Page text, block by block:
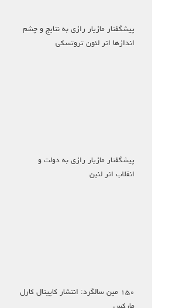
پیشگفتار مازیار رازی به نتایج و چشم
اندازها اثر لئون تروتسکی
پیشگفتار مازیار رازی به دولت و
انقلاب اثر لنین
۱۵۰ مین سالگرد: انتشار کاپیتال کارل
مارکس